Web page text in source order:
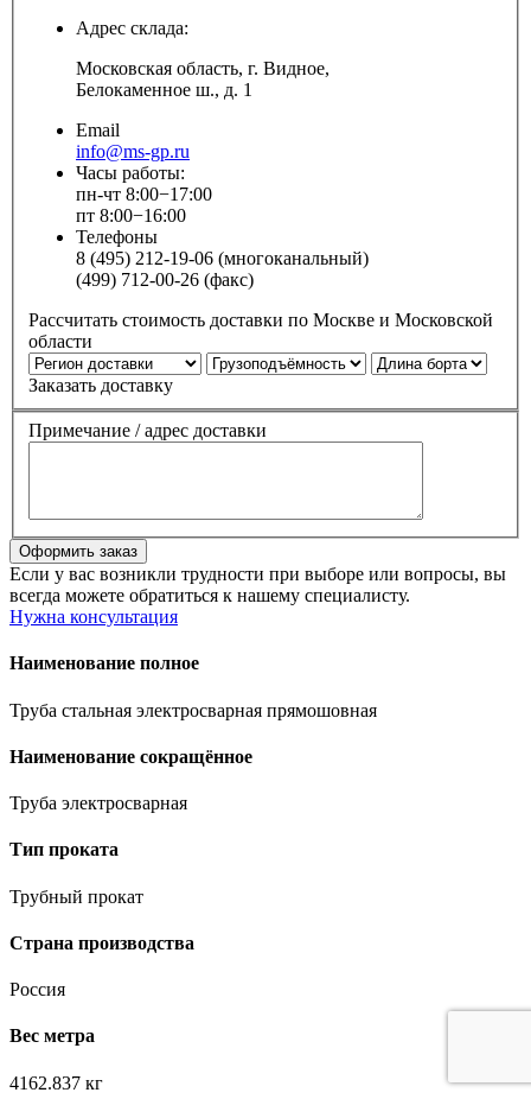
Адрес склада:
Московская область, г. Видное,
Белокаменное ш., д. 1
Email
info@ms-gp.ru
Часы работы:
пн-чт 8:00−17:00
пт 8:00−16:00
Телефоны
8 (495) 212-19-06 (многоканальный)
(499) 712-00-26 (факс)
Рассчитать стоимость доставки по Москве и Московской
области
Заказать доставку
Примечание / адрес доставки
Если у вас возникли трудности при выборе или вопросы, вы
всегда можете обратиться к нашему специалисту.
Нужна консультация
Наименование полное
Труба стальная электросварная прямошовная
Наименование сокращённое
Труба электросварная
Тип проката
Трубный прокат
Страна производства
Россия
Вес метра
4162.837 кг